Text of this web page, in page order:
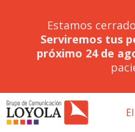
Estamos
Serviremos tus
próximo 24 de